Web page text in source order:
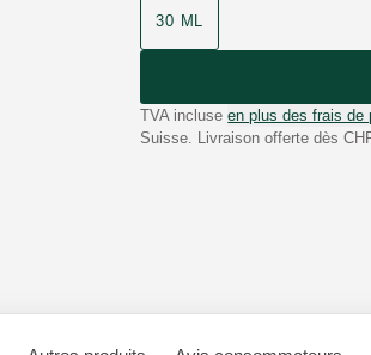
30 ML
TVA incluse en plus des frais de
Suisse. Livraison offerte dès